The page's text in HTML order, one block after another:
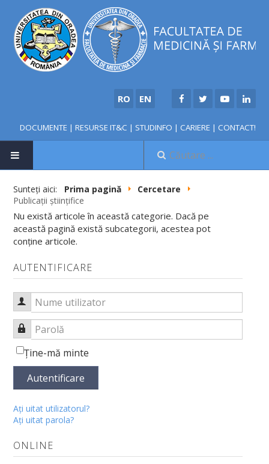
RO EN
DOCUMENTE | RESURSE IT&C | STUDINFO | CARIERE | CONTACT!
NOUTĂȚI
FACULTATE
Scurt istoric
Conducere
Consiliul și comisiile facultății
Comisiile consiliului facultății
Departamente
Discipline Morfologice
Departamentul Discipline Preclinice
Departamentul Discipline Chirurgicale
Sunteți aici: Prima pagină
Cercetare
Publicații științifice
Nu există articole în această categorie. Dacă pe
această pagină există subcategorii, acestea pot
conține articole.
AUTENTIFICARE
Nume utilizator
Parolă
Ţine-mă minte
Autentificare
Aţi uitat utilizatorul?
Aţi uitat parola?
ONLINE